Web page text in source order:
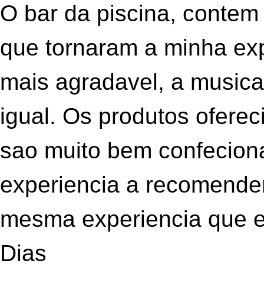
O bar da piscina,
que tornaram a minha
mais agradavel, a
igual. Os produtos
sao muito bem
experiencia a
mesma experiencia que
Dias